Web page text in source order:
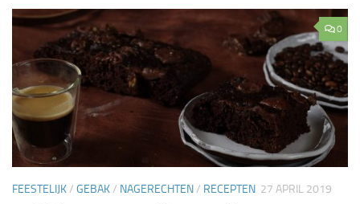
0
FEESTELIJK/ GEBAK/ NAGERECHTEN/ RECEPTEN 27 APRIL 2019